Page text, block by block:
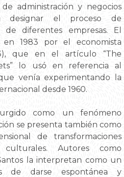
administración y negocios
designar el proceso de
de diferentes empresas. El
1983 por el economista
que en el artículo “The
lo usó en referencia al
venía experimentando la
desde 1960.
como un fenómeno
se presenta también como
de transformaciones
Autores como
la interpretan como un
de darse espontánea y